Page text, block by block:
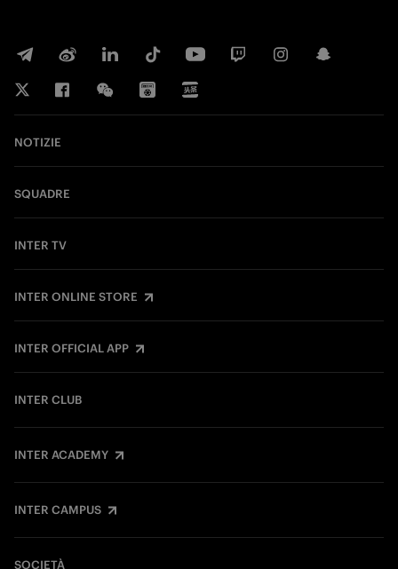
NOTIZIE
SQUADRE
INTER TV
INTER ONLINE STORE
INTER OFFICIAL APP
INTER CLUB
INTER ACADEMY
INTER CAMPUS
SOCIETÀ